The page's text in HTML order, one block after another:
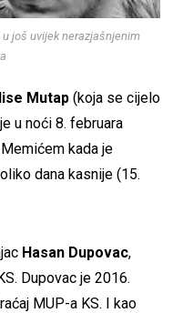
još uvijek nerazjašnjenim
Mutap (koja se cijelo
u noći 8. februara
kada je
dana kasnije (15.
Hasan Dupovac,
Dupovac je 2016.
MUP-a KS. I kao